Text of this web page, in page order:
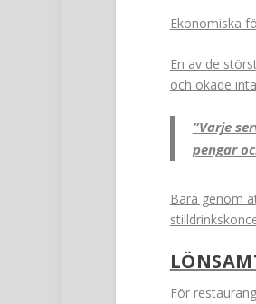
Ekonomiska
En av de
och ökade
”Varje
pengar
Bara genom
För